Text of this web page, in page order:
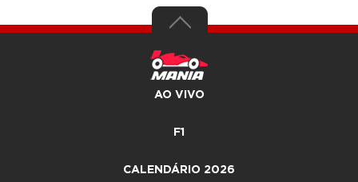
AO VIVO
F1
CALENDÁRIO 2026